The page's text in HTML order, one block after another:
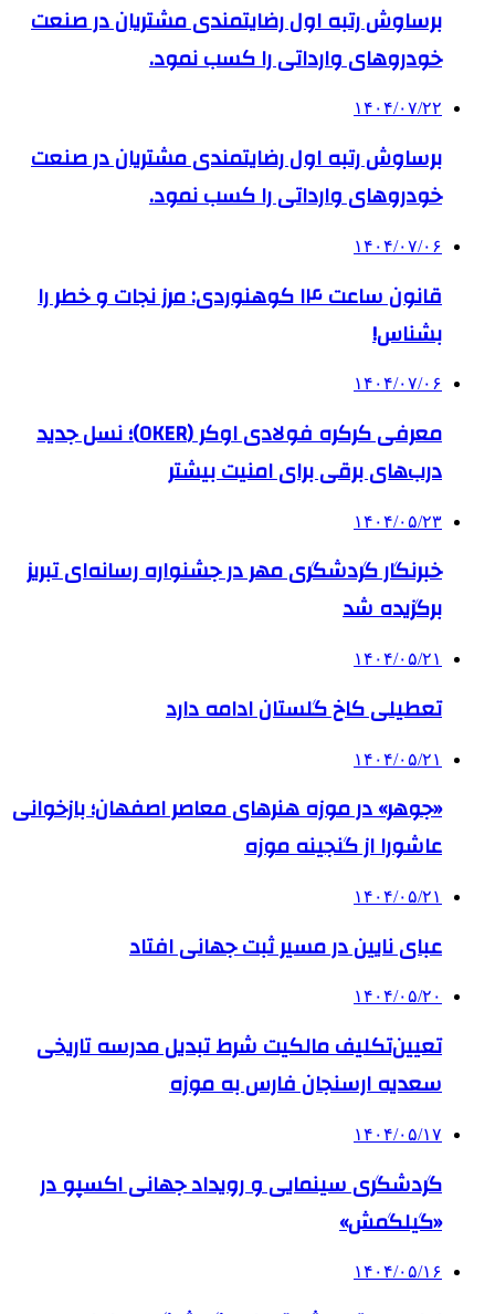
برساوش رتبه اول رضایتمندی مشتریان در صنعت
خودروهای وارداتی را کسب نمود.
۱۴۰۴/۰۷/۲۲
برساوش رتبه اول رضایتمندی مشتریان در صنعت
خودروهای وارداتی را کسب نمود.
۱۴۰۴/۰۷/۰۶
قانون ساعت ۱۴ کوهنوردی: مرز نجات و خطر را
بشناس!
۱۴۰۴/۰۷/۰۶
معرفی کرکره فولادی اوکر (OKER)؛ نسل جدید
درب‌های برقی برای امنیت بیشتر
۱۴۰۴/۰۵/۲۳
خبرنگار گردشگری مهر در جشنواره رسانه‌ای تبریز
برگزیده شد
۱۴۰۴/۰۵/۲۱
تعطیلی کاخ گلستان ادامه دارد
۱۴۰۴/۰۵/۲۱
«جوهر» در موزه هنرهای معاصر اصفهان؛ بازخوانی
عاشورا از گنجینه موزه
۱۴۰۴/۰۵/۲۱
عبای نایین در مسیر ثبت جهانی افتاد
۱۴۰۴/۰۵/۲۰
تعیین‌تکلیف مالکیت شرط تبدیل مدرسه تاریخی
سعدیه ارسنجان فارس به موزه
۱۴۰۴/۰۵/۱۷
گردشگری سینمایی و رویداد جهانی اکسپو در
«گیلگمش»
۱۴۰۴/۰۵/۱۶